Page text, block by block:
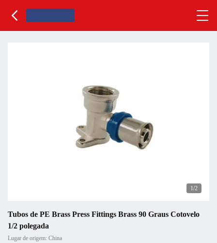
1/2
Tubos de PE Brass Press Fittings Brass 90 Graus Cotovelo
1/2 polegada
Lugar de origem: China